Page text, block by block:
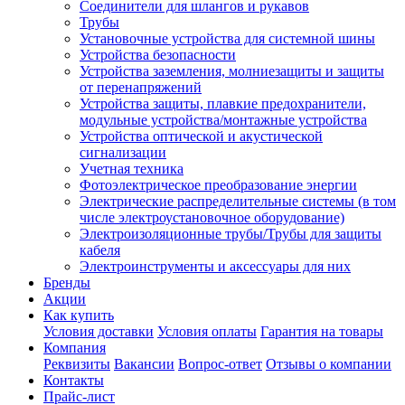
Соединители для шлангов и рукавов
Трубы
Установочные устройства для системной шины
Устройства безопасности
Устройства заземления, молниезащиты и защиты
от перенапряжений
Устройства защиты, плавкие предохранители,
модульные устройства/монтажные устройства
Устройства оптической и акустической
сигнализации
Учетная техника
Фотоэлектрическое преобразование энергии
Электрические распределительные системы (в том
числе электроустановочное оборудование)
Электроизоляционные трубы/Трубы для защиты
кабеля
Электроинструменты и аксессуары для них
Бренды
Акции
Как купить
Условия доставки Условия оплаты Гарантия на товары
Компания
Реквизиты Вакансии Вопрос-ответ Отзывы о компании
Контакты
Прайс-лист